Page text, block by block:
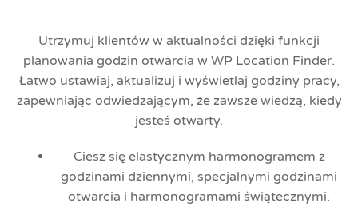
Utrzymuj klientów w aktualności dzięki funkcji
planowania godzin otwarcia w WP Location Finder.
Łatwo ustawiaj, aktualizuj i wyświetlaj godziny pracy,
zapewniając odwiedzającym, że zawsze wiedzą, kiedy
jesteś otwarty.
Ciesz się elastycznym harmonogramem z
godzinami dziennymi, specjalnymi godzinami
otwarcia i harmonogramami świątecznymi.